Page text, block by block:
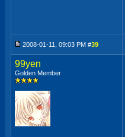
2008-01-11, 09:03 PM #39
99yen
Golden Member